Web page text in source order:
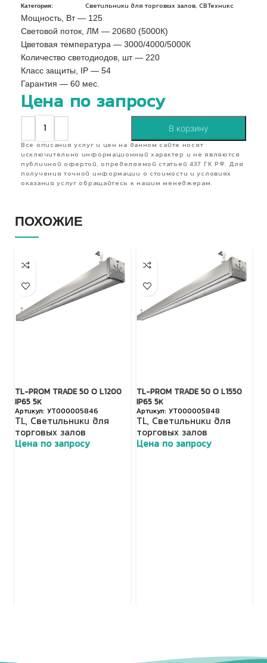
Категория: Светильники для торговых залов СВТехникс
Мощность, Вт — 125
Световой поток, ЛМ — 20680 (5000К)
Цветовая температура — 3000/4000/5000К
Количество светодиодов, шт — 220
Класс защиты, IP — 54
Гарантия — 60 мес.
Цена по запросу
В корзину
Все описания услуг и цен на данном сайте носят
исключительно информационный характер и не являются
публичной офертой, определяемой статьей 437 ГК РФ. Для
получения точной информации о стоимости и условиях
оказания услуг обращайтесь к нашим менеджерам.
ПОХОЖИЕ
TL-PROM TRADE 50 O L1200
IP65 5К
УТ000005846
TL, Светильники для
торговых залов
Цена по запросу
TL-PROM TRADE 50 O L1550
IP65 5К
УТ000005848
TL, Светильники для
торговых залов
Цена по запросу